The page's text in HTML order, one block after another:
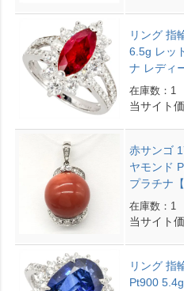
リング 指
6.5g レッ
ナ レディ
在庫数：1
当サイト
赤サンゴ
ヤモンド
プラチナ【
在庫数：1
当サイト
リング 指
Pt900